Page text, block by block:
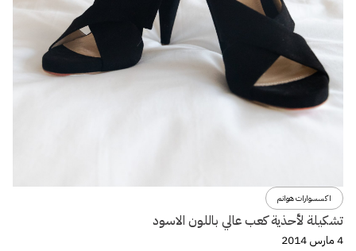
اكسسوارات هوانم
تشكيلة لأحذية كعب عالي باللون الاسود
4 مارس 2014